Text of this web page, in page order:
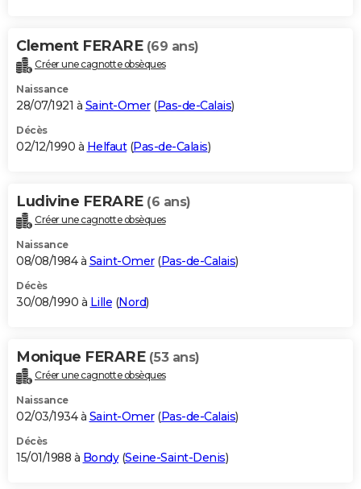
Clement FERARE (69 ans)
Créer une cagnotte obsèques
Naissance
28/07/1921 à Saint-Omer(Pas-de-Calais)
Décès
02/12/1990 à Helfaut(Pas-de-Calais)
Ludivine FERARE (6 ans)
Créer une cagnotte obsèques
Naissance
08/08/1984 à Saint-Omer(Pas-de-Calais)
Décès
30/08/1990 à Lille (Nord)
Monique FERARE (53 ans)
Créer une cagnotte obsèques
Naissance
02/03/1934 à Saint-Omer(Pas-de-Calais)
Décès
15/01/1988 à Bondy(Seine-Saint-Denis)